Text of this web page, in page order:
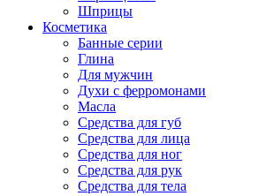
Шприцы
Косметика
Банные серии
Глина
Для мужчин
Духи с ферромонами
Масла
Средства для губ
Средства для лица
Средства для ног
Средства для рук
Средства для тела